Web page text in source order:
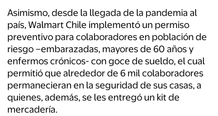
Asimismo, desde la llegada de la pandemia al
país, Walmart Chile implementó un permiso
preventivo para colaboradores en población de
riesgo –embarazadas, mayores de 60 años y
enfermos crónicos- con goce de sueldo, el cual
permitió que alrededor de 6 mil colaboradores
permanecieran en la seguridad de sus casas, a
quienes, además, se les entregó un kit de
mercadería.